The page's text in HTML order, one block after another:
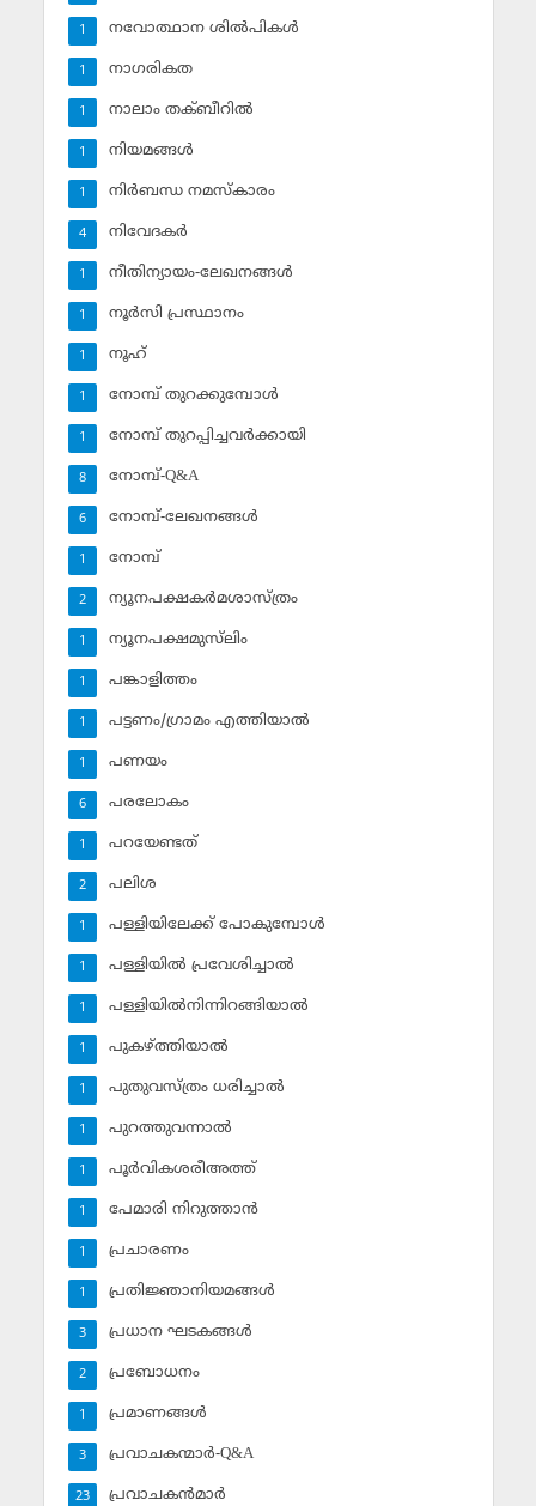
നവോത്ഥാന ശില്‍പികള്‍
1
നാഗരികത
1
നാലാം തക്ബീറില്‍
1
നിയമങ്ങള്‍
1
നിര്‍ബന്ധ നമസ്‌കാരം
1
നിവേദകര്‍
4
നീതിന്യായം-ലേഖനങ്ങള്‍
1
നൂര്‍സി പ്രസ്ഥാനം
1
നൂഹ്‌
1
നോമ്പ് തുറക്കുമ്പോള്‍
1
നോമ്പ് തുറപ്പിച്ചവര്‍ക്കായി
1
നോമ്പ്-Q&A
8
നോമ്പ്-ലേഖനങ്ങള്‍
6
നോമ്പ്‌
1
ന്യൂനപക്ഷകര്‍മശാസ്ത്രം
2
ന്യൂനപക്ഷമുസ്‌ലിം
1
പങ്കാളിത്തം
1
പട്ടണം/ഗ്രാമം എത്തിയാല്‍
1
പണയം
1
പരലോകം
6
പറയേണ്ടത്
1
പലിശ
2
പള്ളിയിലേക്ക് പോകുമ്പോള്‍
1
പള്ളിയില്‍ പ്രവേശിച്ചാല്‍
1
പള്ളിയില്‍നിന്നിറങ്ങിയാല്‍
1
പുകഴ്ത്തിയാല്‍
1
പുതുവസ്ത്രം ധരിച്ചാല്‍
1
പുറത്തുവന്നാല്‍
1
പൂര്‍വികശരീഅത്ത്
1
പേമാരി നിറുത്താന്‍
1
പ്രചാരണം
1
പ്രതിജ്ഞാനിയമങ്ങള്‍
1
പ്രധാന ഘടകങ്ങള്‍
3
പ്രബോധനം
2
പ്രമാണങ്ങള്‍
1
പ്രവാചകന്മാര്‍-Q&A
3
പ്രവാചകന്‍മാര്‍
23